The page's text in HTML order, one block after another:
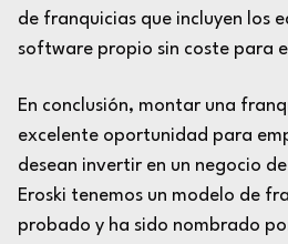
de franquicias que incluyen los
software propio sin coste para
En conclusión, montar una
excelente oportunidad para
desean invertir en un negocio
Eroski tenemos un modelo de
probado y ha sido nombrado